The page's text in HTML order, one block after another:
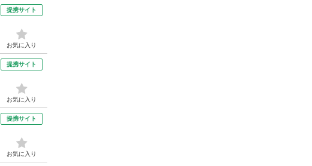
提携サイト
お気に入り
提携サイト
お気に入り
提携サイト
お気に入り